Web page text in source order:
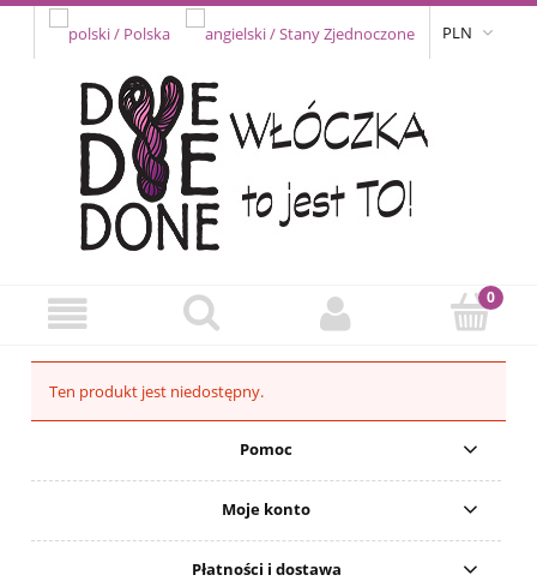
PLN
Ten produkt jest niedostępny.
Pomoc
Moje konto
Płatności i dostawa